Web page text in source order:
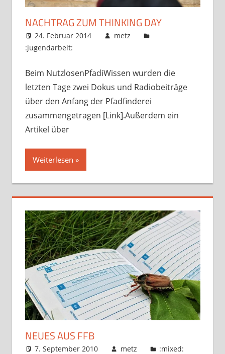
NACHTRAG ZUM THINKING DAY
24. Februar 2014
metz
:jugendarbeit:
Beim NutzlosenPfadiWissen wurden die
letzten Tage zwei Dokus und Radiobeiträge
über den Anfang der Pfadfinderei
zusammengetragen [Link].Außerdem ein
Artikel über
Weiterlesen
NEUES AUS FFB
7. September 2010 metz :mixed: